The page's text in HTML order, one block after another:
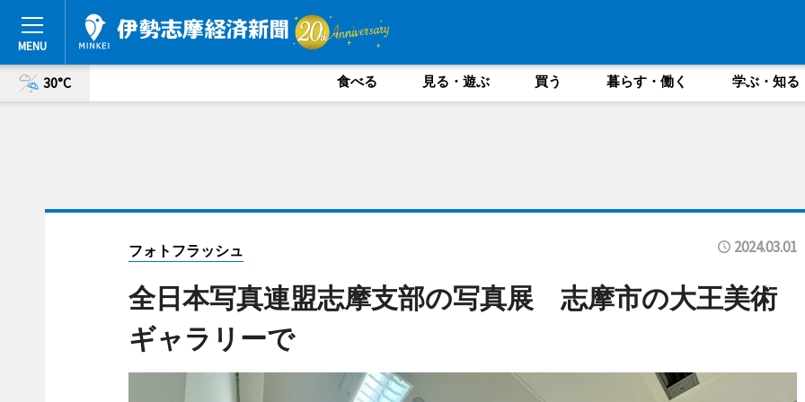
30°C 食べる 見る・遊ぶ 買う 暮らす・働く 学ぶ・知る
フォトフラッシュ 2024.03.01
全日本写真連盟志摩支部の写真展 志摩市の大王美術
ギャラリーで